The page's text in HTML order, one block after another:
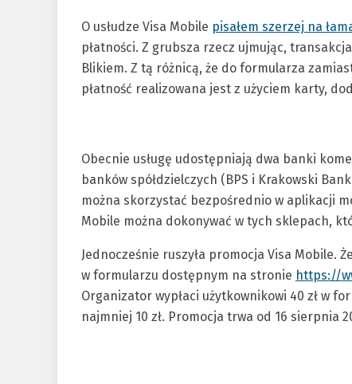
O usłudze Visa Mobile pisałem szerzej na
płatności. Z grubsza rzecz ujmując,
Blikiem. Z tą różnicą, że do formularza
płatność realizowana jest z użyciem karty,
Obecnie usługę udostępniają dwa banki
banków spółdzielczych (BPS i Krakowski
można skorzystać bezpośrednio w aplikacji
Mobile można dokonywać w tych sklepach,
Jednocześnie ruszyła promocja Visa Mobile.
w formularzu dostępnym na stronie https://
Organizator wypłaci użytkownikowi 40 zł w
najmniej 10 zł. Promocja trwa od 16 sierpnia